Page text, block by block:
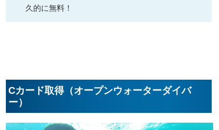
久的に無料！
Cカード取得（オープンウォーターダイバ
ー）